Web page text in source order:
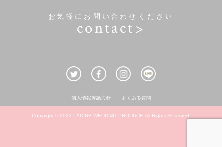
お気軽にお問い合わせください
contact>
個人情報保護方針 よくある質問
Copyright © 2023 LADIRB WEDDING PRODUCE.All Rights Reserved.